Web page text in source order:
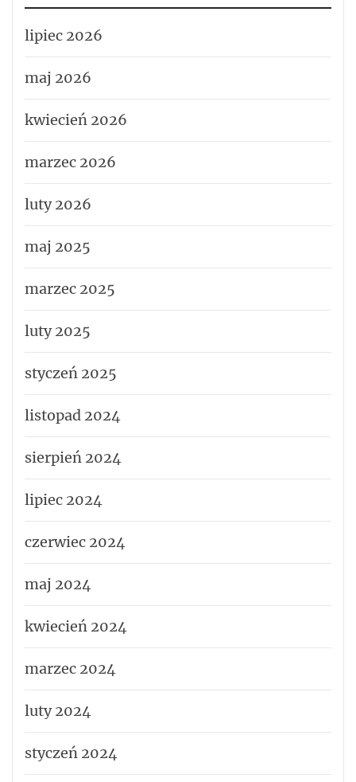
lipiec 2026
maj 2026
kwiecień 2026
marzec 2026
luty 2026
maj 2025
marzec 2025
luty 2025
styczeń 2025
listopad 2024
sierpień 2024
lipiec 2024
czerwiec 2024
maj 2024
kwiecień 2024
marzec 2024
luty 2024
styczeń 2024